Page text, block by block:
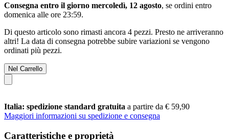
Consegna entro il giorno mercoledì, 12 agosto, se ordini entro
domenica alle ore 23:59.
Di questo articolo sono rimasti ancora 4 pezzi. Presto ne arriveranno
altri! La data di consegna potrebbe subire variazioni se vengono
ordinati più pezzi.
Nel Carrello
Italia: spedizione standard gratuita a partire da € 59,90
Maggiori informazioni su spedizione e consegna
Caratteristiche e proprietà